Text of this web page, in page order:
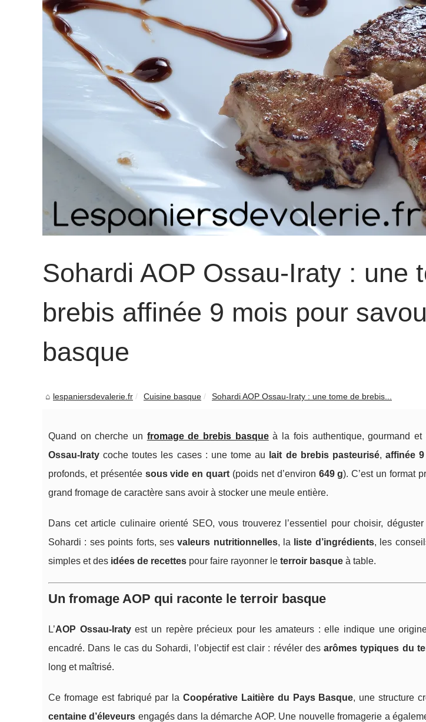
Sohardi AOP Ossau‑Iraty : une
brebis affinée 9 mois pour
basque
lespaniersdevalerie.fr Cuisine basque Sohardi AOP Ossau‑Iraty : une tome de brebis...
Quand on cherche un fromage de brebis basqueà la fois authentique, gourmand
Ossau‑Iraty coche toutes les cases : une tome au lait de brebis pasteurisé,affinée
profonds, et présentée sous vide en quart (poids net d’environ 649 g). C’est un format
grand fromage de caractère sans avoir à stocker une meule entière.
Dans cet article culinaire orienté SEO, vous trouverez l’essentiel pour choisir,
Sohardi : ses points forts, sesvaleurs nutritionnelles, la liste d’ingrédients, les
simples et des idées de recettes pour faire rayonner le terroir basque à table.
Un fromage AOP qui raconte le terroir basque
L’AOP Ossau‑Iratyest un repère précieux pour les amateurs : elle indique une
encadré. Dans le cas du Sohardi, l’objectif est clair : révéler des arômes typiques du
long et maîtrisé.
Ce fromage est fabriqué par la Coopérative Laitière du Pays Basque, une structure
centaine d’éleveurs engagés dans la démarche AOP. Une nouvelle fromagerie a